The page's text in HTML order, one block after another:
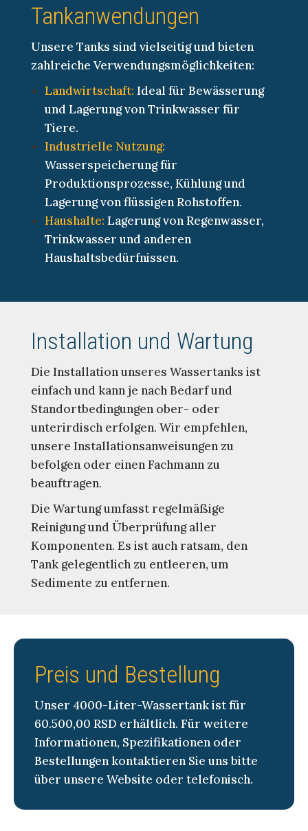
Tankanwendungen
Unsere Tanks sind vielseitig und bieten
zahlreiche Verwendungsmöglichkeiten:
Landwirtschaft: Ideal für Bewässerung
und Lagerung von Trinkwasser für
Tiere.
Industrielle Nutzung:
Wasserspeicherung für
Produktionsprozesse, Kühlung und
Lagerung von flüssigen Rohstoffen.
Haushalte: Lagerung von Regenwasser,
Trinkwasser und anderen
Haushaltsbedürfnissen.
Installation und Wartung
Die Installation unseres Wassertanks ist
einfach und kann je nach Bedarf und
Standortbedingungen ober- oder
unterirdisch erfolgen. Wir empfehlen,
unsere Installationsanweisungen zu
befolgen oder einen Fachmann zu
beauftragen.
Die Wartung umfasst regelmäßige
Reinigung und Überprüfung aller
Komponenten. Es ist auch ratsam, den
Tank gelegentlich zu entleeren, um
Sedimente zu entfernen.
Preis und Bestellung
Unser 4000-Liter-Wassertank ist für
60.500,00 RSD erhältlich. Für weitere
Informationen, Spezifikationen oder
Bestellungen kontaktieren Sie uns bitte
über unsere Website oder telefonisch.